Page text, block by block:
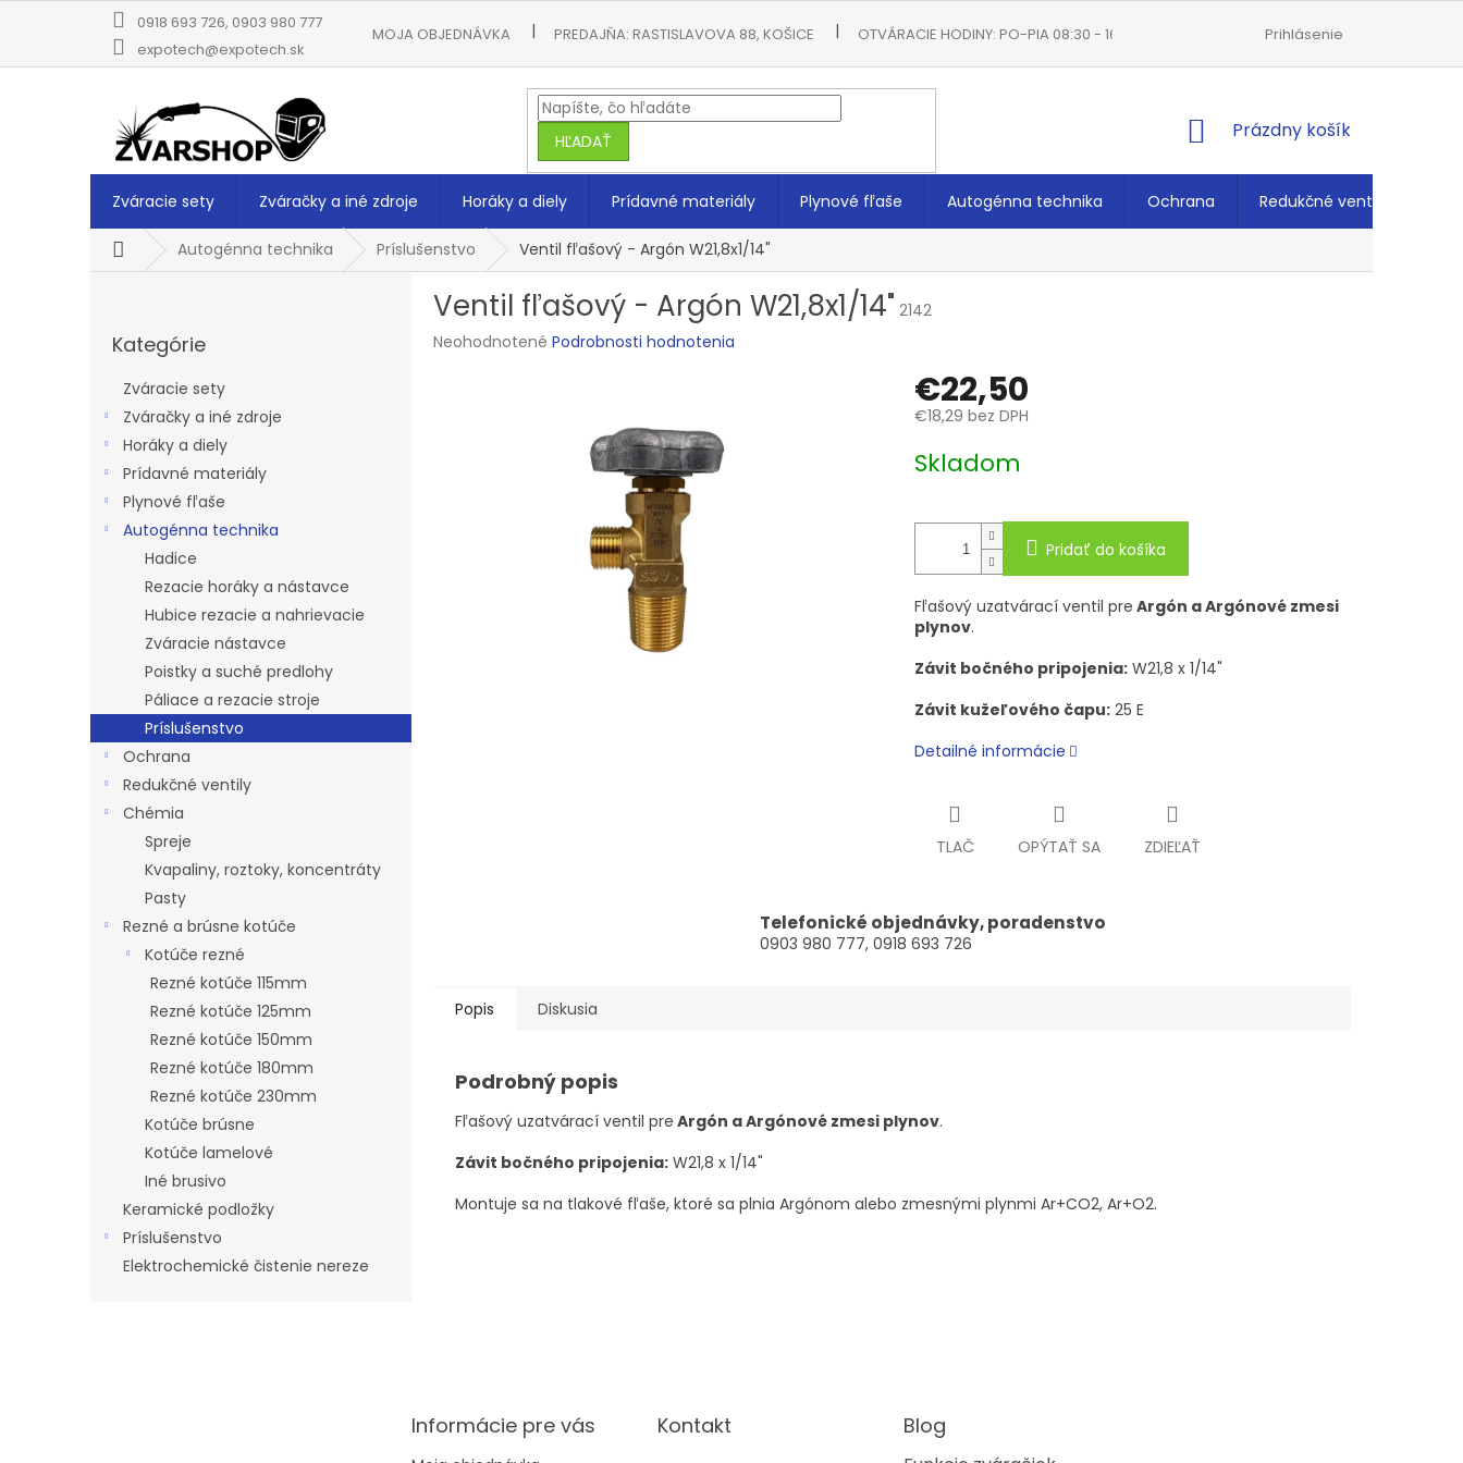
0918 693 726, 0903 980 777
expotech@expotech.sk
MOJA OBJEDNÁVKA PREDAJŇA: RASTISLAVOVA 88, KOŠICE OTVÁRACIE HODINY: PO-PIA 08:30 - 16:00 VŠEOBECNÉ OBCHODNÉ PODMIENKY
Prihlásenie
HĽADAŤ
NÁKUPNÝ
Prázdny košík
Zváracie sety Zváračky a iné zdroje Horáky a diely Prídavné materiály Plynové fľaše Autogénna technika Ochrana Redukčné ventily
DomovAutogénna technika Príslušenstvo Ventil fľašový - Argón W21,8x1/14"
kategórie
Kategórie
Zváracie sety
Zváračky a iné zdroje
Horáky a diely
Prídavné materiály
Plynové fľaše
Autogénna technika
Hadice
Rezacie horáky a nástavce
Hubice rezacie a nahrievacie
Zváracie nástavce
Poistky a suché predlohy
Páliace a rezacie stroje
Príslušenstvo
Ochrana
Redukčné ventily
Chémia
Spreje
Kvapaliny, roztoky, koncentráty
Pasty
Rezné a brúsne kotúče
Kotúče rezné
Rezné kotúče 115mm
Rezné kotúče 125mm
Rezné kotúče 150mm
Rezné kotúče 180mm
Rezné kotúče 230mm
Kotúče brúsne
Kotúče lamelové
Iné brusivo
Keramické podložky
Príslušenstvo
Elektrochemické čistenie nereze
Ventil fľašový - Argón W21,8x1/14" 2142
Priemerné
Neohodnotené Podrobnosti hodnotenia
€22,50
€18,29 bez DPH
cena:
Skladom
Pridať do košíka
Fľašový uzatvárací ventil pre Argón a Argónové zmesi
plynov.
Závit bočného pripojenia: W21,8 x 1/14"
Závit kužeľového čapu:25 E
Detailné informácie
TLAČ OPÝTAŤ SA ZDIEĽAŤ
Telefonické objednávky, poradenstvo
0903 980 777, 0918 693 726
Popis Diskusia
Podrobný popis
Fľašový uzatvárací ventil pre Argón a Argónové zmesi plynov.
Závit bočného pripojenia: W21,8 x 1/14"
Montuje sa na tlakové fľaše, ktoré sa plnia Argónom alebo zmesnými plynmi Ar+CO2, Ar+O2.
Informácie pre vás Kontakt Blog